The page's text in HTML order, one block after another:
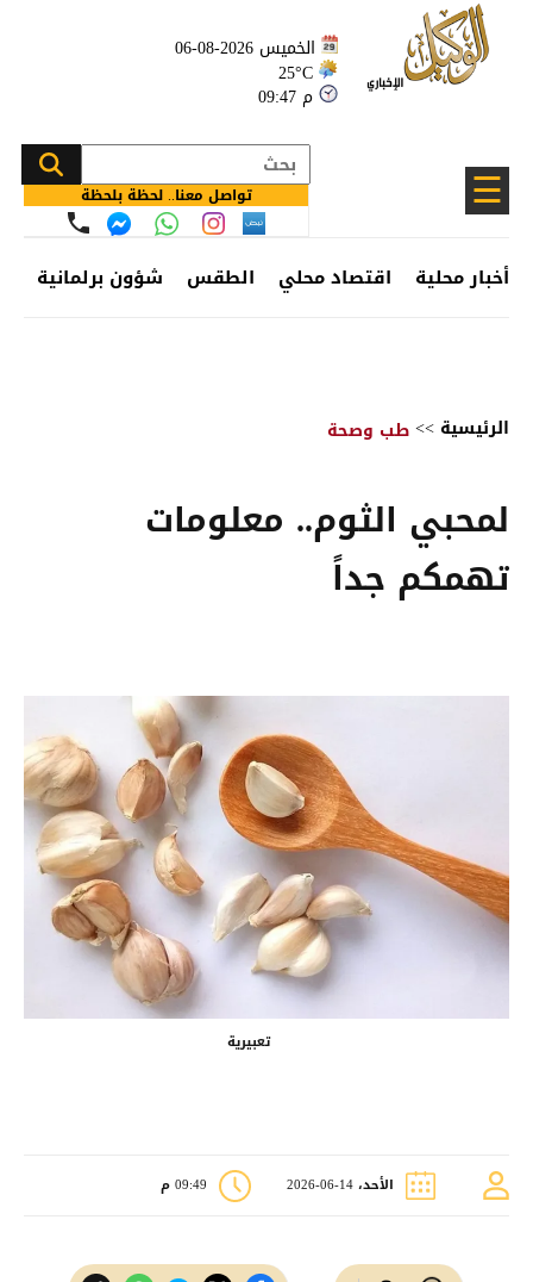
الخميس 2026-08-06
25°C
09:47 م
☰ تواصل معنا.. لحظة بلحظة
أخبار محلية اقتصاد محلي الطقس شؤون برلمانية
الرئيسية >>طب وصحة
لمحبي الثوم.. معلومات
تهمكم جداً
تعبيرية
الأحد، 14-06-2026 09:49 م